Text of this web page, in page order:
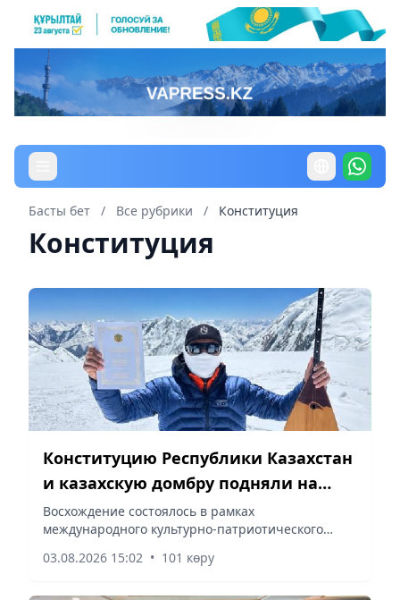
Басты бет / Все рубрики / Конституция
Конституция
Конституцию Республики Казахстан
и казахскую домбру подняли на
вершину Памира
Восхождение состоялось в рамках
международного культурно-патриотического
vapress.kz.
03.08.2026 15:02 • 101 көру